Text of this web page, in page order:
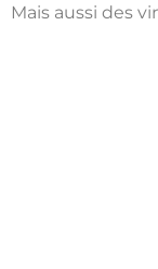
Mais aussi des